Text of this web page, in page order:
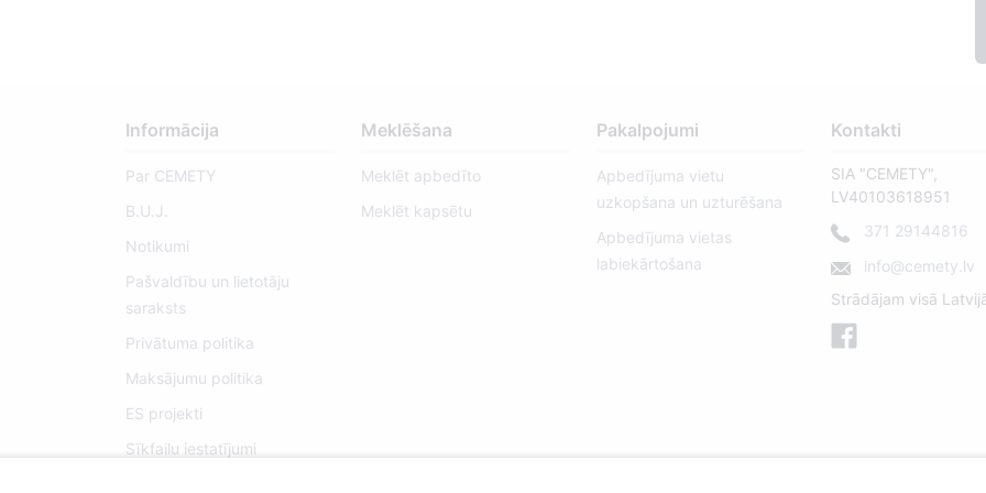
Informācija
Par CEMETY
B.U.J.
Notikumi
Pašvaldību un lietotāju
saraksts
Privātuma politika
Maksājumu politika
ES projekti
Sīkfailu iestatījumi
Meklēšana
Meklēt apbedīto
Meklēt kapsētu
Pakalpojumi
Apbedījuma vietu
uzkopšana un uzturēšana
Apbedījuma vietas
labiekārtošana
Kontakti
SIA "CEMETY",
LV40103618951
371 29144816
info@cemety.lv
Strādājam visā